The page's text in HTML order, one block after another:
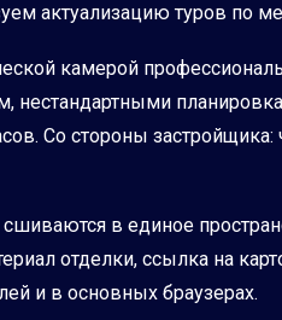
актуализацию туров по
камерой
Со стороны
сшиваются в единое
отделки, ссылка на
и в основных браузерах.